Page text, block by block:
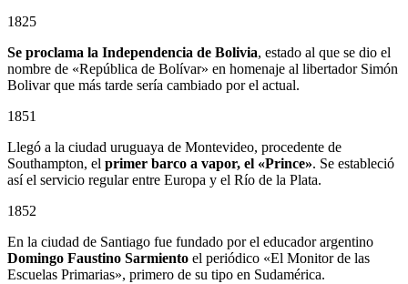
1825
Se proclama la Independencia de Bolivia, estado al que se dio el
nombre de «República de Bolívar» en homenaje al libertador Simón
Bolivar que más tarde sería cambiado por el actual.
1851
Llegó a la ciudad uruguaya de Montevideo, procedente de
Southampton, el primer barco a vapor, el «Prince». Se estableció
así el servicio regular entre Europa y el Río de la Plata.
1852
En la ciudad de Santiago fue fundado por el educador argentino
Domingo Faustino Sarmiento el periódico «El Monitor de las
Escuelas Primarias», primero de su tipo en Sudamérica.